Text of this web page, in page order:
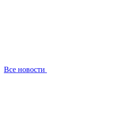
Все новости